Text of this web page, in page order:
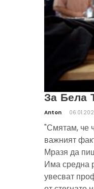
За Бела
Anton
"Смятам, че
важният
Мразя да
Има средна
увесват